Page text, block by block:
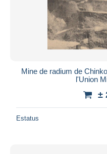
Mine de radium de
l'Union
±
Estatus